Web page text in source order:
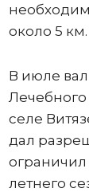
около 5 км.
В июле
селе
дал
летнего